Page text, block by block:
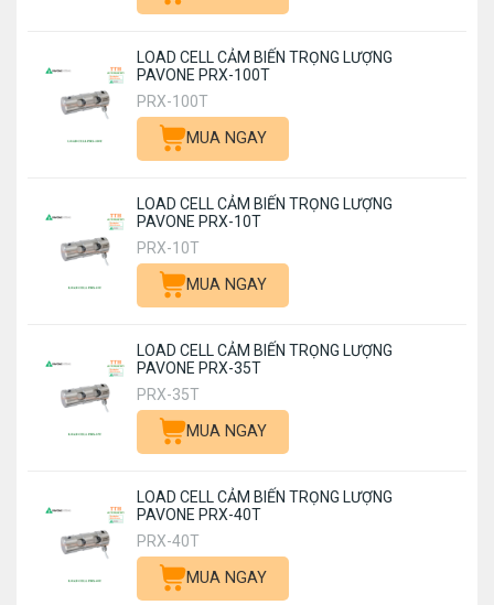
LOAD CELL CẢM BIẾN TRỌNG LƯỢNG
PAVONE PRX-100T
PRX-100T
MUA NGAY
LOAD CELL CẢM BIẾN TRỌNG LƯỢNG
PAVONE PRX-10T
PRX-10T
MUA NGAY
LOAD CELL CẢM BIẾN TRỌNG LƯỢNG
PAVONE PRX-35T
PRX-35T
MUA NGAY
LOAD CELL CẢM BIẾN TRỌNG LƯỢNG
PAVONE PRX-40T
PRX-40T
MUA NGAY